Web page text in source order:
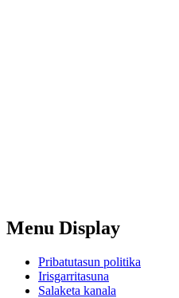
Menu Display
Pribatutasun politika
Irisgarritasuna
Salaketa kanala